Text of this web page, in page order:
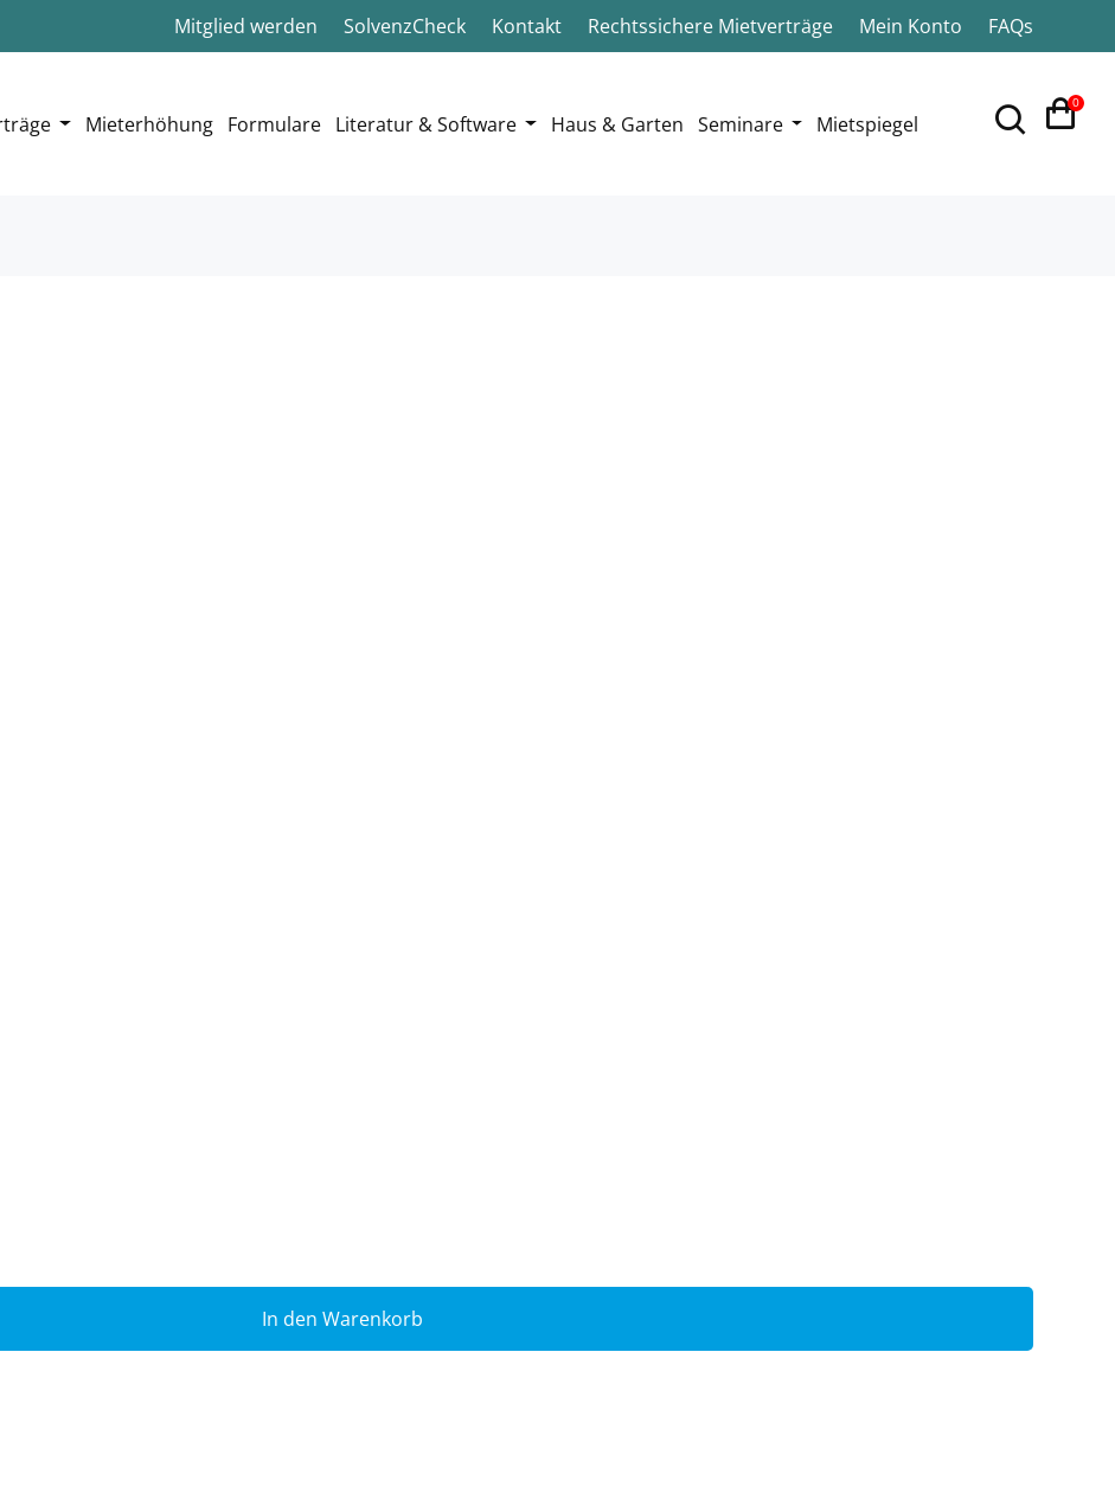
Mitglied werden SolvenzCheck Kontakt Rechtssichere Mietverträge Mein Konto FAQs
Mieterhöhung Formulare Literatur & Software Haus & Garten Seminare Mietspiegel
0
In den Warenkorb